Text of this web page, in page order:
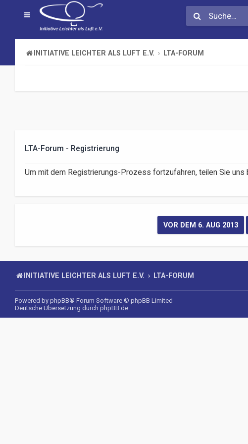
INITIATIVE LEICHTER ALS LUFT E.V. LTA-FORUM
LTA-Forum - Registrierung
Um mit dem Registrierungs-Prozess fortzufahren, teilen Sie uns
INITIATIVE LEICHTER ALS LUFT E.V. LTA-FORUM
Powered by phpBB® Forum Software © phpBB Limited
Deutsche Übersetzung durch phpBB.de